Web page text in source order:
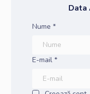
Data
Nume *
E-mail *